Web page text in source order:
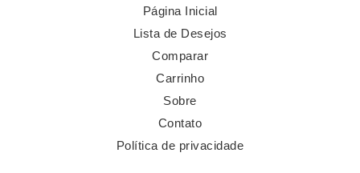
Página Inicial
Lista de Desejos
Comparar
Carrinho
Sobre
Contato
Política de privacidade